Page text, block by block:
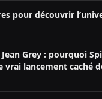
pour découvrir
Grey : pourquoi
vrai lancement caché